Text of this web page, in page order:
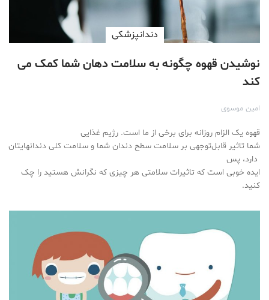
دندانپزشکی
نوشیدن قهوه چگونه به سلامت دهان شما کمک می
کند
امین موسوی
قهوه یک الزام روزانه برای برخی از ما است. رژیم غذایی
شما تاثیر قابل‌توجهی بر سلامت سطح دندان شما و سلامت کلی دندانهایتان
دارد، پس
ایده خوبی است که تاثیرات سلامتی هر چیزی که نگرانش هستید را چک
کنید.